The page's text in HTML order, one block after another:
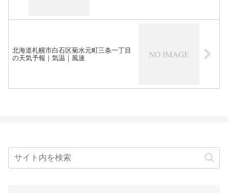
北海道札幌市白石区菊水元町三条一丁目
の天気予報｜気温｜風速